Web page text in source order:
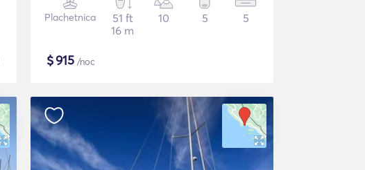
Plachetnica
51 ft
16 m
10 5 5
$915 /noc